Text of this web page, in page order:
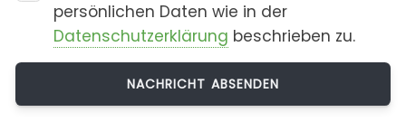
persönlichen Daten wie in der
Datenschutzerklärung beschrieben zu.